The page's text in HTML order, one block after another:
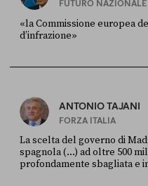
FUTURO NAZIONALE
«la Commissione europea
d’infrazione»
ANTONIO TAJANI
FORZA ITALIA
La scelta del governo di
spagnola (...) ad oltre 500
profondamente sbagliata e